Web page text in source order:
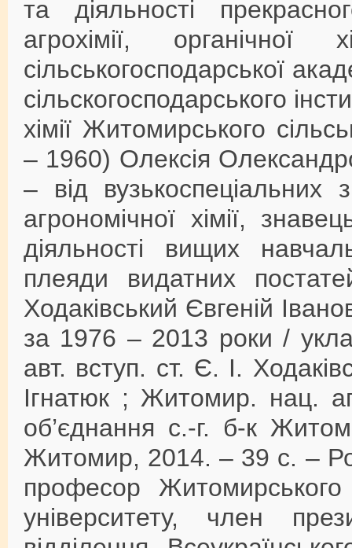
та діяльності
агрохімії, органічної
сільськогосподарської
сільскогосподарського
хімії Житомирського
– 1960) Олексія
– від вузькоспеціальних
агрономічної хімії,
діяльності вищих
плеяди видатних
Ходаківський Євгеній
за 1976 – 2013 роки /
авт. вступ. ст. Є. І.
Ігнатюк ; Житомир. нац.
об’єднання с.-г. б-к
Житомир, 2014. – 39 с. –
професор Житомирського
університету, член